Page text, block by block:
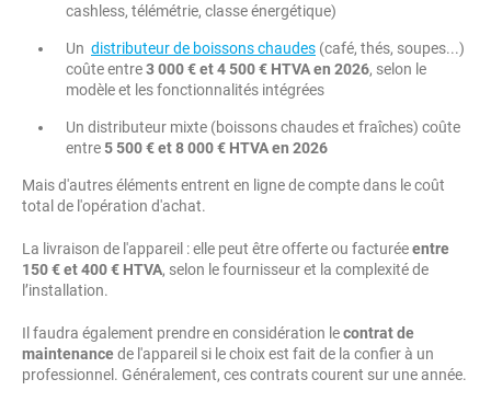
cashless, télémétrie, classe énergétique)
Un distributeur de boissons chaudes (café, thés, soupes...)
coûte entre3 000 € et 4 500 € HTVA en 2026, selon le
modèle et les fonctionnalités intégrées
Un distributeur mixte (boissons chaudes et fraîches) coûte
entre5 500 € et 8 000 € HTVA en 2026
Mais d'autres éléments entrent en ligne de compte dans le coût
total de l'opération d'achat.
La livraison de l'appareil : elle peut être offerte ou facturéeentre
150 € et 400 € HTVA, selon le fournisseur et la complexité de
l’installation.
Il faudra également prendre en considération lecontrat de
maintenancede l'appareil si le choix est fait de la confier à un
professionnel. Généralement, ces contrats courent sur une année.